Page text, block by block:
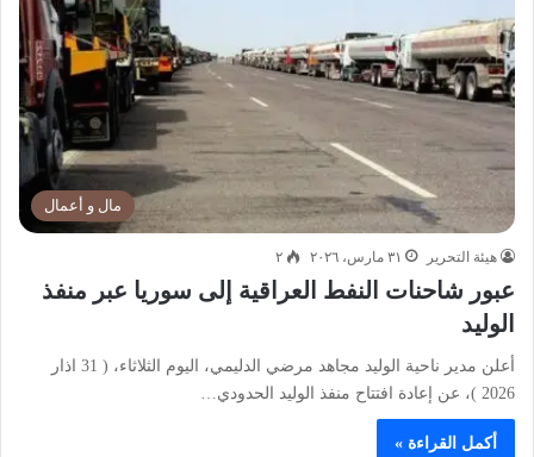
مال و أعمال
هيئة التحرير ٣١ مارس، ٢٠٢٦ ٢
عبور شاحنات النفط العراقية إلى سوريا عبر منفذ
الوليد
أعلن مدير ناحية الوليد مجاهد مرضي الدليمي، اليوم الثلاثاء، ( 31 اذار
2026 )، عن إعادة افتتاح منفذ الوليد الحدودي…
أكمل القراءة »